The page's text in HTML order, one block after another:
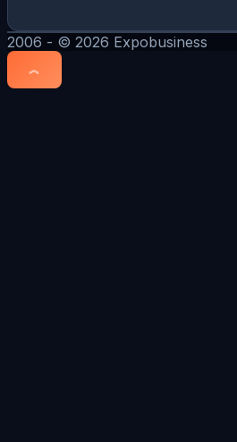
2006 - © 2026 Expobusiness